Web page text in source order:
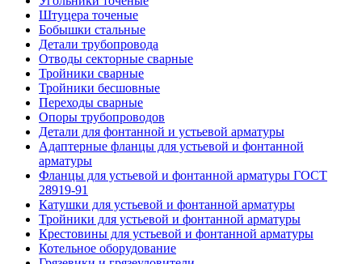
Штуцера точеные
Бобышки стальные
Детали трубопровода
Отводы секторные сварные
Тройники сварные
Тройники бесшовные
Переходы сварные
Опоры трубопроводов
Детали для фонтанной и устьевой арматуры
Адаптерные фланцы для устьевой и фонтанной
арматуры
Фланцы для устьевой и фонтанной арматуры ГОСТ
28919-91
Катушки для устьевой и фонтанной арматуры
Тройники для устьевой и фонтанной арматуры
Крестовины для устьевой и фонтанной арматуры
Котельное оборудование